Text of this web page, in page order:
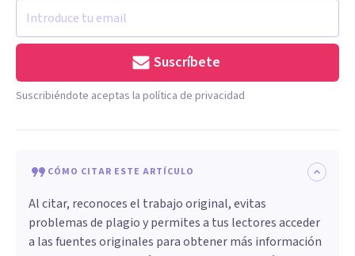
Suscríbete
Suscribiéndote aceptas la política de privacidad
CÓMO CITAR ESTE ARTÍCULO
Al citar, reconoces el trabajo original, evitas
problemas de plagio y permites a tus lectores acceder
a las fuentes originales para obtener más información